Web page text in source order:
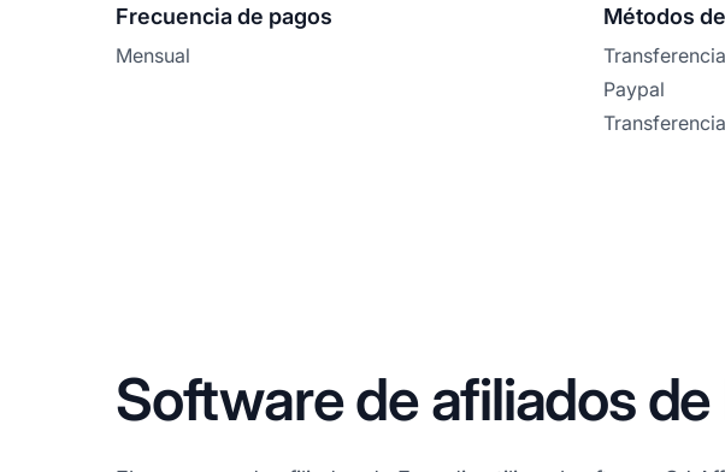
Frecuencia de pagos
Mensual
Métodos
Paypal
Software de afiliados de